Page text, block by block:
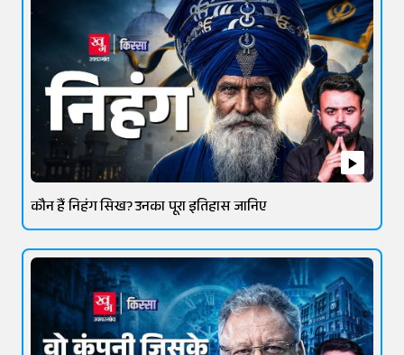
कौन हैं निहंग सिख? उनका पूरा इतिहास जानिए